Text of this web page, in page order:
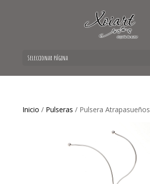
Seleccionar página
Inicio / Pulseras / Pulsera Atrapasueños